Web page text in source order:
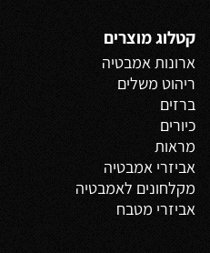
קטלוג מוצרים
ארונות אמבטיה
ריהוט משלים
ברזים
כיורים
מראות
אביזרי אמבטיה
מקלחונים לאמבטיה
אביזרי מטבח